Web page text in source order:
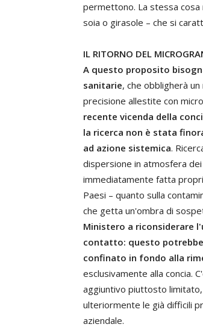
permettono. La stessa cosa
soia o girasole – che si
IL RITORNO DEL
A questo proposito
sanitarie, che obbligherà
precisione allestite con
recente vicenda della
la ricerca non è stata
ad azione sistemica.
dispersione in atmosfera
immediatamente fatta
Paesi – quanto sulla
che getta un'ombra di
Ministero a riconsiderare
contatto: questo
confinato in fondo alla
esclusivamente alla concia.
aggiuntivo piuttosto
ulteriormente le già difficili
aziendale.